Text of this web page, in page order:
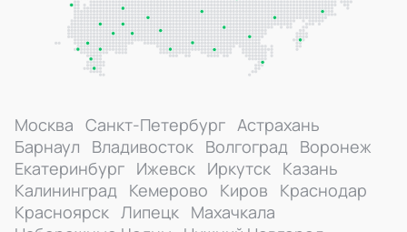
Москва Санкт-Петербург Астрахань
Барнаул
Владивосток Волгоград Воронеж
Екатеринбург Ижевск Иркутск Казань
Калининград Кемерово Киров
Краснодар
Красноярск Липецк Махачкала